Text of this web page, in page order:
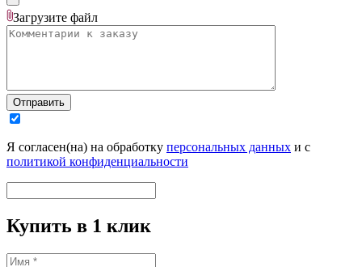
Загрузите файл
Отправить
Я согласен(на) на обработку персональных данных и с
политикой конфиденциальности
Купить в 1 клик